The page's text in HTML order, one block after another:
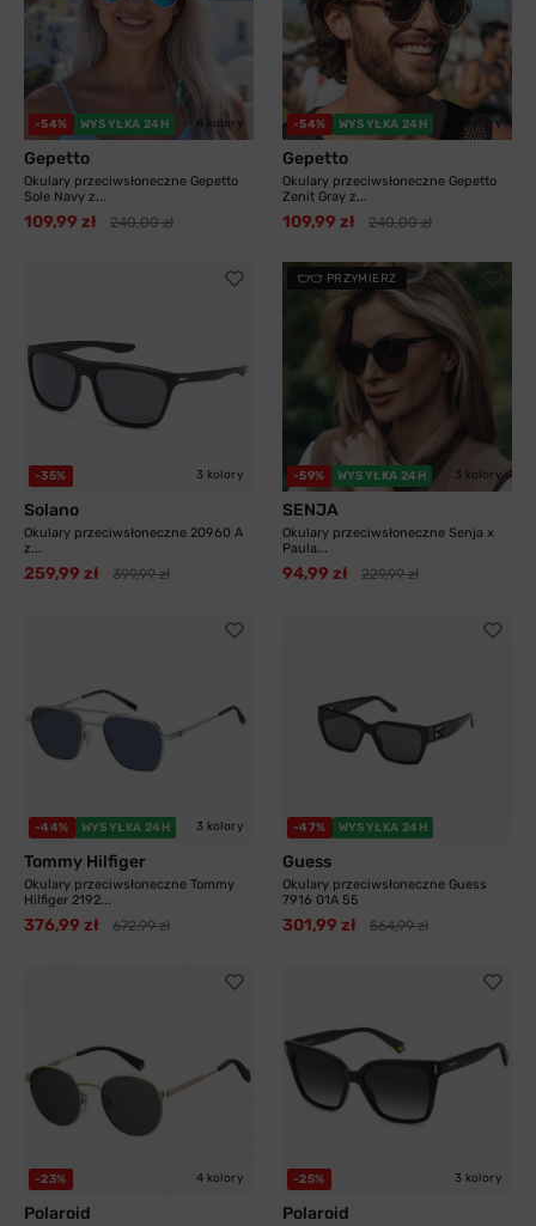
-54% WYSYŁKA 24H 4 kolory
Gepetto
Okulary przeciwsłoneczne Gepetto
Sole Navy z...
109,99 zł 240,00 zł
-54% WYSYŁKA 24H 3 kolory
Gepetto
Okulary przeciwsłoneczne Gepetto
Zenit Gray z...
109,99 zł 240,00 zł
-35% 3 kolory
Solano
Okulary przeciwsłoneczne 20960 A
z...
259,99 zł 399,99 zł
PRZYMIERZ
-59% WYSYŁKA 24H 3 kolory
SENJA
Okulary przeciwsłoneczne Senja x
Paula...
94,99 zł 229,99 zł
-44% WYSYŁKA 24H 3 kolory
Tommy Hilfiger
Okulary przeciwsłoneczne Tommy
Hilfiger 2192...
376,99 zł 672,99 zł
-47% WYSYŁKA 24H
Guess
Okulary przeciwsłoneczne Guess
7916 01A 55
301,99 zł 564,99 zł
-23% 4 kolory
Polaroid
-25% 3 kolory
Polaroid